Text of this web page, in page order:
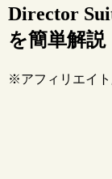
Director
を簡単解説
※アフィリエイ